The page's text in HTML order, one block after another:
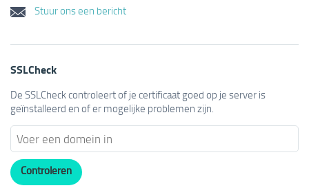
Stuur ons een bericht
SSLCheck
De SSLCheck controleert of je certificaat goed op je server is
geïnstalleerd en of er mogelijke problemen zijn.